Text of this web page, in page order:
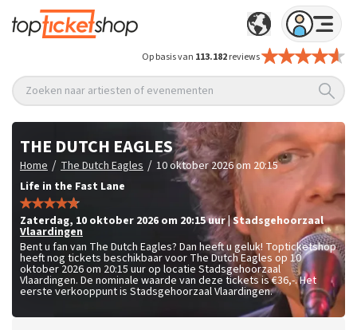
Op basis van 113.182reviews
Zoeken naar artiesten of evenementen
THE DUTCH EAGLES
Home / The Dutch Eagles / 10 oktober 2026 om 20:15
Life in the Fast Lane
zaterdag, 10 oktober 2026 om 20:15uur|Stadsgehoorzaal
Vlaardingen
Bent u fan van The Dutch Eagles? Dan heeft u geluk! Topticketshop
heeft nog tickets beschikbaar voor The Dutch Eagles op 10
oktober 2026 om 20:15 uur op locatie Stadsgehoorzaal
Vlaardingen. De nominale waarde van deze tickets is€36,-. Het
eerste verkooppunt is Stadsgehoorzaal Vlaardingen.